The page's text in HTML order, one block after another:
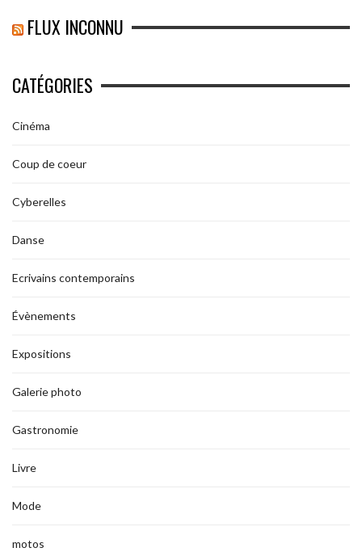
FLUX INCONNU
CATÉGORIES
Cinéma
Coup de coeur
Cyberelles
Danse
Ecrivains contemporains
Évènements
Expositions
Galerie photo
Gastronomie
Livre
Mode
motos